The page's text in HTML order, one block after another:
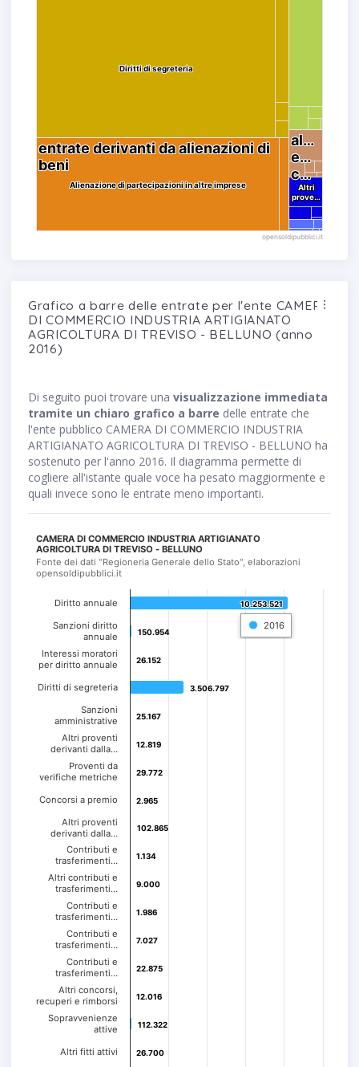
al…
e…
c…
al…
e…
c…
entrate derivanti da alienazioni di
beni
entrate derivanti da alienazioni di
beni
Diritti di segreteria
Diritti di segreteria
Altri
prove…
Altri
prove…
Alienazione di partecipazioni in altre imprese
Alienazione di partecipazioni in altre imprese
opensoldipubblici.it
Grafico a barre delle entrate per l'ente CAMERA
DI COMMERCIO INDUSTRIA ARTIGIANATO
AGRICOLTURA DI TREVISO - BELLUNO (anno
2016)
Di seguito puoi trovare una visualizzazione immediata
tramite un chiaro grafico a barre delle entrate che
l'ente pubblico CAMERA DI COMMERCIO INDUSTRIA
ARTIGIANATO AGRICOLTURA DI TREVISO - BELLUNO ha
sostenuto per l'anno 2016. Il diagramma permette di
cogliere all'istante quale voce ha pesato maggiormente e
quali invece sono le entrate meno importanti.
CAMERA DI COMMERCIO INDUSTRIA ARTIGIANATO
AGRICOLTURA DI TREVISO - BELLUNO
Fonte dei dati "Regioneria Generale dello Stato", elaborazioni
opensoldipubblici.it
10.253.521
10.253.521
150.954
150.954
26.152
26.152
3.506.797
3.506.797
25.167
25.167
12.819
12.819
29.772
29.772
2.965
2.965
102.865
102.865
1.134
1.134
9.000
9.000
1.986
1.986
7.027
7.027
22.875
22.875
12.016
12.016
112.322
112.322
26.700
26.700
2016
Diritto annuale
Sanzioni diritto
annuale
Interessi moratori
per diritto annuale
Diritti di segreteria
Sanzioni
amministrative
Altri proventi
derivanti dalla…
Proventi da
verifiche metriche
Concorsi a premio
Altri proventi
derivanti dalla…
Contributi e
trasferimenti…
Altri contributi e
trasferimenti…
Contributi e
trasferimenti…
Contributi e
trasferimenti…
Contributi e
trasferimenti…
Altri concorsi,
recuperi e rimborsi
Sopravvenienze
attive
Altri fitti attivi